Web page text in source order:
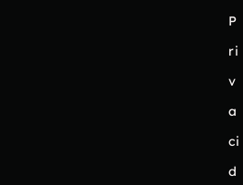
P
ri
v
a
ci
d